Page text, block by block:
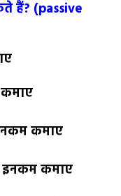
हैं? (passive
कमाए
इनकम कमाए